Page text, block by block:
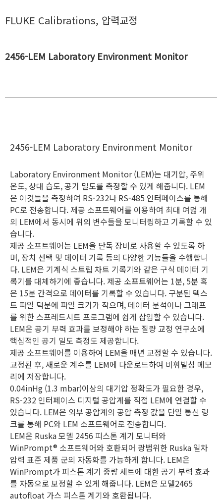
FLUKE Calibrations, 압력교정
2456-LEM Laboratory Environment Monitor
2456-LEM Laboratory Environment Monitor
Laboratory Environment Monitor (LEM)는 대기압, 주위
온도, 상대 습도, 공기 밀도를 측정할 수 있게 해줍니다. LEM
은 이것들을 측정하여 RS-232나 RS-485 인터페이스를 통해
PC로 전송합니다. 제공 소프트웨어를 이용하여 최대 여덟 개
의 LEM에서 동시에 위의 변수들을 모니터링하고 기록할 수 있
습니다.
제공 소프트웨어는 LEM을 단독 장비로 사용할 수 있도록 하
며, 장치 선택 및 데이터 기록 등의 다양한 기능들을 수행합니
다. LEM은 기계식 스트립 차트 기록기와 같은 구식 데이터 기
록기를 대체하기에 좋습니다. 제공 소프트웨어는 1분, 5분 혹
은 15분 간격으로 데이터를 기록할 수 있습니다. 구분된 텍스
트 파일 덕분에 파일 크기가 작으며, 데이터 분석이나 그래프
를 위한 스프레드시트 프로그램에 쉽게 삽입할 수 있습니다.
LEM은 공기 부력 효과를 보정해야 하는 질량 교정 연구소에
핵심적인 공기 밀도 측정도 제공합니다.
제공 소프트웨어를 이용하여 LEM을 매년 교정할 수 있습니다.
교정된 후, 새로운 계수를 LEM에 다운로드하여 비휘발성 메모
리에 저장합니다.
0.04inHg (1.3 mbar)이상의 대기압 정확도가 필요한 경우,
RS-232 인터페이스 디지털 공압계를 직접 LEM에 연결할 수
있습니다. LEM은 외부 공압계의 공압 측정 값을 단일 통신 링
크를 통해 PC와 LEM 소프트웨어로 전송합니다.
LEM은 Ruska 모델 2456 피스톤 계기 모니터와
WinPrompt® 소프트웨어와 호환되어 광범위한 Ruska 일차
압력 표준 제품 군의 자동화를 가능하게 합니다. LEM은
WinPrompt가 피스톤 계기 중량 세트에 대한 공기 부력 효과
를 자동으로 보정할 수 있게 해줍니다. LEM은 모델2465
autofloat 가스 피스톤 계기와 호환됩니다.